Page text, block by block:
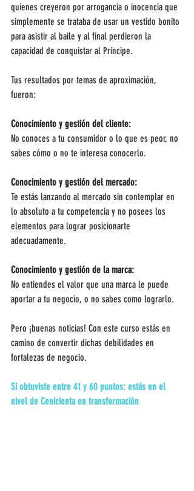
quienes creyeron por arrogancia o inocencia que
simplemente se trataba de usar un vestido bonito
para asistir al baile y al final perdieron la
capacidad de conquistar al Príncipe.
Tus resultados por temas de aproximación,
fueron:
Conocimiento y gestión del cliente:
No conoces a tu consumidor o lo que es peor, no
sabes cómo o no te interesa conocerlo.
Conocimiento y gestión del mercado:
Te estás lanzando al mercado sin contemplar en
lo absoluto a tu competencia y no posees los
elementos para lograr posicionarte
adecuadamente.
Conocimiento y gestión de la marca:
No entiendes el valor que una marca le puede
aportar a tu negocio, o no sabes como lograrlo.
Pero ¡buenas noticias! Con este curso estás en
camino de convertir dichas debilidades en
fortalezas de negocio.
Si obtuviste entre 41 y 60 puntos: estás en el
nivel de Cenicienta en transformación